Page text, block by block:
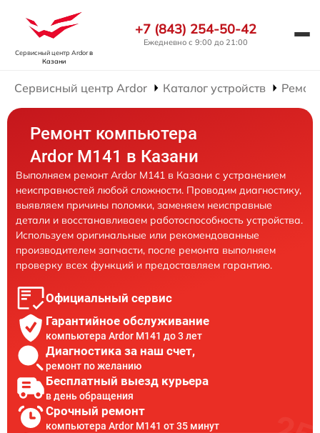
Сервисный центр Ardorв
Казани
+7 (843) 254-50-42
Ежедневно с 9:00 до 21:00
Сервисный центр Ardor Каталог устройств
Ремонт компьютера
Ardor M141 в Казани
Выполняем ремонт Ardor M141 в Казани с устранением
неисправностей любой сложности. Проводим диагностику,
выявляем причины поломки, заменяем неисправные
детали и восстанавливаем работоспособность устройства.
Используем оригинальные или рекомендованные
производителем запчасти, после ремонта выполняем
проверку всех функций и предоставляем гарантию.
Официальный сервис
Гарантийное обслуживание
компьютера Ardor M141 до 3 лет
Диагностика за наш счет,
ремонт по желанию
Бесплатный выезд курьера
в день обращения
Срочный ремонт
компьютера Ardor M141 от 35 минут